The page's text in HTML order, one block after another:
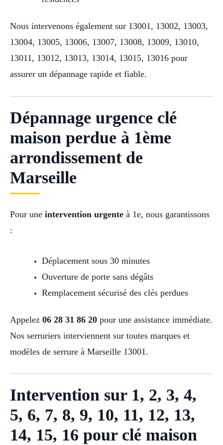
Nous intervenons également sur 13001, 13002, 13003,
13004, 13005, 13006, 13007, 13008, 13009, 13010,
13011, 13012, 13013, 13014, 13015, 13016 pour
assurer un dépannage rapide et fiable.
Dépannage urgence clé
maison perdue à 1ème
arrondissement de
Marseille
Pour une intervention urgente à 1e, nous garantissons
:
Déplacement sous 30 minutes
Ouverture de porte sans dégâts
Remplacement sécurisé des clés perdues
Appelez 06 28 31 86 20 pour une assistance immédiate.
Nos serruriers interviennent sur toutes marques et
modèles de serrure à Marseille 13001.
Intervention sur 1, 2, 3, 4,
5, 6, 7, 8, 9, 10, 11, 12, 13,
14, 15, 16 pour clé maison